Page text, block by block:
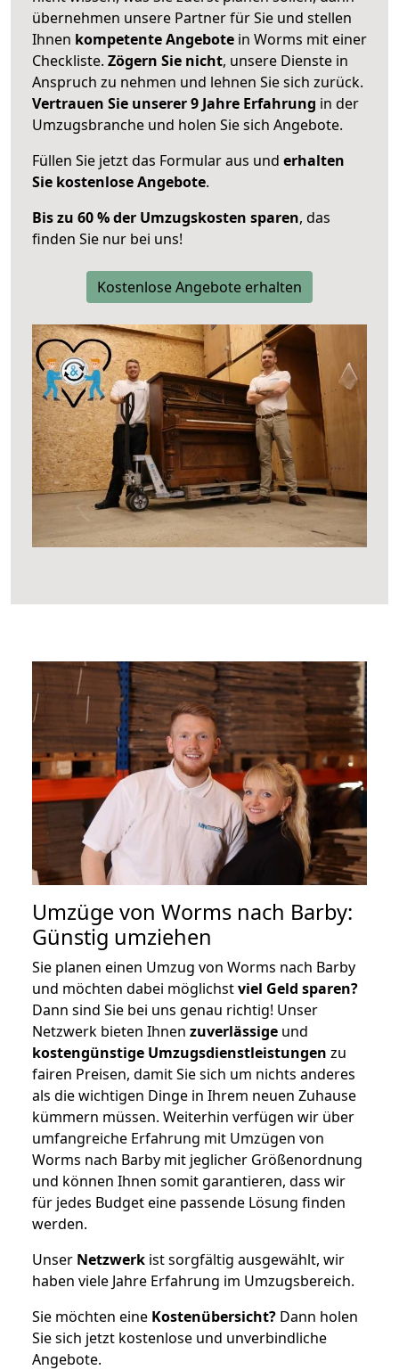
übernehmen unsere Partner für Sie und stellen
Ihnen kompetente Angebote in Worms mit einer
Checkliste. Zögern Sie nicht, unsere Dienste in
Anspruch zu nehmen und lehnen Sie sich zurück.
Vertrauen Sie unserer 9 Jahre Erfahrung in der
Umzugsbranche und holen Sie sich Angebote.
Füllen Sie jetzt das Formular aus und erhalten
Sie kostenlose Angebote.
Bis zu 60 % der Umzugskosten sparen, das
finden Sie nur bei uns!
Kostenlose Angebote erhalten
Umzüge von Worms nach Barby:
Günstig umziehen
Sie planen einen Umzug von Worms nach Barby
und möchten dabei möglichstviel Geld sparen?
Dann sind Sie bei uns genau richtig! Unser
Netzwerk bieten Ihnen zuverlässige und
kostengünstige Umzugsdienstleistungen zu
fairen Preisen, damit Sie sich um nichts anderes
als die wichtigen Dinge in Ihrem neuen Zuhause
kümmern müssen. Weiterhin verfügen wir über
umfangreiche Erfahrung mit Umzügen von
Worms nach Barby mit jeglicher Größenordnung
und können Ihnen somit garantieren, dass wir
für jedes Budget eine passende Lösung finden
werden.
Unser Netzwerk ist sorgfältig ausgewählt, wir
haben viele Jahre Erfahrung im Umzugsbereich.
Sie möchten eine Kostenübersicht? Dann holen
Sie sich jetzt kostenlose und unverbindliche
Angebote.